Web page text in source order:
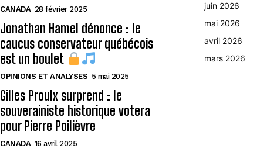
CANADA 28 février 2025
Jonathan Hamel dénonce : le
caucus conservateur québécois
est un boulet
OPINIONS ET ANALYSES 5 mai 2025
Gilles Proulx surprend : le
souverainiste historique votera
pour Pierre Poilièvre
CANADA 16 avril 2025
juin 2026
mai 2026
avril 2026
mars 2026